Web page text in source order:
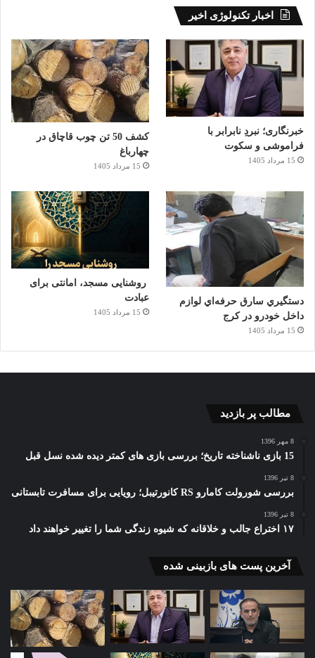
اخبار تکنولوژی اخیر
خبرنگاری؛ نبردِ نابرابر با
فراموشی و سکوت
15 مرداد 1405
کشف 50 تن چوب قاچاق در
چهارباغ
15 مرداد 1405
دستگيري سارق حرفه‌اي لوازم
داخل خودرو در کرج
15 مرداد 1405
روشنایی مسجد، امانتی برای
عبادت
15 مرداد 1405
مطالب پر بازدید
8 مهر 1396
15 بازی ناشناخته تاریخ؛ بررسی بازی های کمتر دیده شده نسل قبل
8 تیر 1396
بررسی شورولت کامارو RS کانورتیبل؛ رویایی برای مسافرت تابستانی
8 تیر 1396
۱۷ اختراع جالب و خلاقانه که شیوه زندگی شما را تغییر خواهند داد
آخرین پست های بازبینی شده